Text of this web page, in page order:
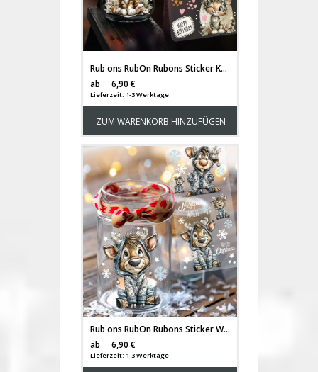
Rub ons RubOn Rubons Sticker Kätzchen süße Katzensticker Katzen cats Tiere Din lang Bogen rb75
ab
6,90 €
Lieferzeit: 1-3 Werktage
ZUM WARENKORB HINZUFÜGEN
Rub ons RubOn Rubons Sticker Weihnachten Weihnachtssticker Weihnachtsmotive süße Rentiere Tiere Din lang Bogen rb49
ab
6,90 €
Lieferzeit: 1-3 Werktage